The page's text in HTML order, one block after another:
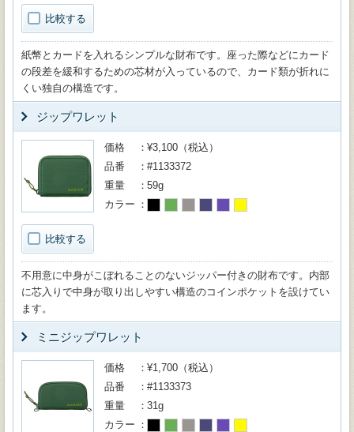
比較する
紙幣とカードを入れるシンプルな財布です。座った際などにカード
の段差を緩和するための芯材が入っているので、カード類が折れに
くい独自の構造です。
ジップワレット
比較する
価格
¥3,100（税込）
品番
#1133372
重量
59g
カラー
不用意に中身がこぼれることのないジッパー付きの財布です。内部
に芯入りで中身が取り出しやすい構造のコインポケットを設けてい
ます。
ミニジップワレット
価格
¥1,700（税込）
品番
#1133373
重量
31g
カラー